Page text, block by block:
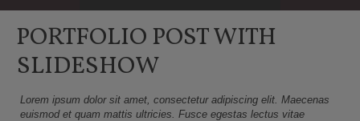
PORTFOLIO POST WITH
SLIDESHOW
Lorem ipsum dolor sit amet, consectetur adipiscing elit. Maecenas
euismod et quam mattis ultricies. Fusce egestas lectus vitae